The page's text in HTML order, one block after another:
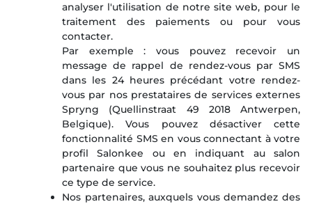
analyser l'utilisation de notre site web, pour le
traitement des paiements ou pour vous
contacter.
Par exemple : vous pouvez recevoir un
message de rappel de rendez-vous par SMS
dans les 24 heures précédant votre rendez-
vous par nos prestataires de services externes
Spryng (Quellinstraat 49 2018 Antwerpen,
Belgique). Vous pouvez désactiver cette
fonctionnalité SMS en vous connectant à votre
profil Salonkee ou en indiquant au salon
partenaire que vous ne souhaitez plus recevoir
ce type de service.
Nos partenaires, auxquels vous demandez des